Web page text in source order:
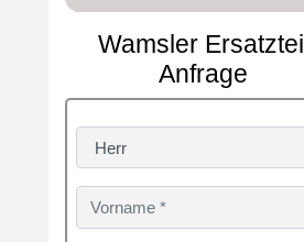
Wamsler Ersatzteil
Anfrage